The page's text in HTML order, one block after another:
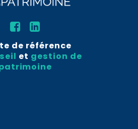
de référence
et gestion de